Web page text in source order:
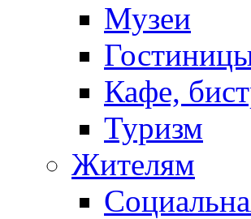
Музеи
Кафе,
Туризм
Жителям